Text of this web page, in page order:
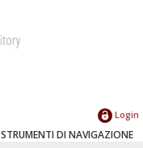
Login
STRUMENTI DI NAVIGAZIONE